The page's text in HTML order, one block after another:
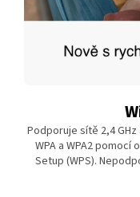
Podporuje sítě 2,4 GHz
WPA a WPA2
Setup (WPS).